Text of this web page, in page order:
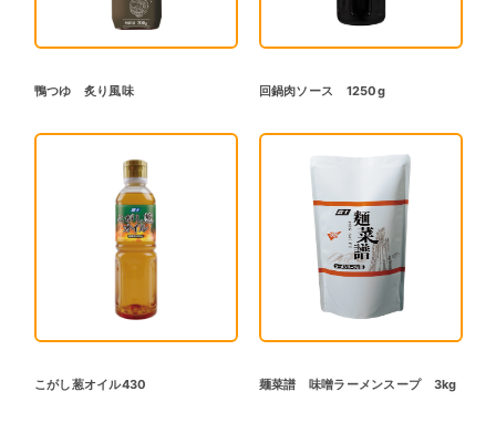
鴨つゆ 炙り風味 回鍋肉ソース 1250g
こがし葱オイル430 麺菜譜 味噌ラーメンスープ 3kg